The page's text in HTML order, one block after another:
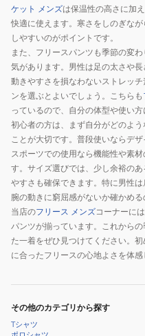
グ
ト
ッ
プ
ス
IM4234-
010
ケット メンズは保温性の高さに加
快適に使えます。寒さをしのぎな
しやすいのがポイントです。
また、フリースパンツも季節の変
気があります。男性は足の太さや
動きやすさを損なわないストレッ
ンを選ぶとよいでしょう。こちらも
っているので、自分の体型や使い
初心者の方は、まず自分がどのよ
ことが大切です。普段使いならデ
スポーツでの使用なら機能性や素
す。サイズ選びでは、少し余裕の
やすさも確保できます。特に男性
腕の動きに窮屈感がないか確かめる
当店のフリース メンズコーナーに
パンツが揃っています。これから
た一着をぜひ見つけてください。
に合ったフリースの心地よさを体感
その他のカテゴリから探す
Tシャツ